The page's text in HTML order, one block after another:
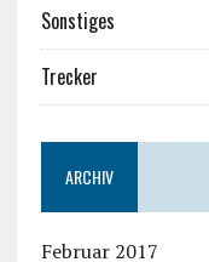
Sonstiges
Trecker
ARCHIV
Februar 2017